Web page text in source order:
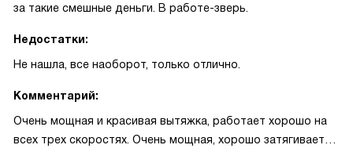
за такие смешные деньги. В работе-зверь.
Недостатки:
Не нашла, все наоборот, только отлично.
Комментарий:
Очень мощная и красивая вытяжка, работает хорошо на
всех трех скоростях. Очень мощная, хорошо затягивает